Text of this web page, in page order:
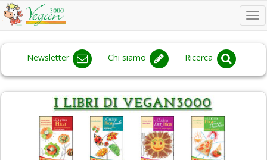
Newsletter Chi siamo Ricerca